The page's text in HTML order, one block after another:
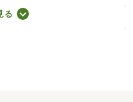
エアコン／ガスコンロ対
／陽当り良好／角住戸／洗
入居相談／３駅以上利用
室８畳以上／都市ガス／
る